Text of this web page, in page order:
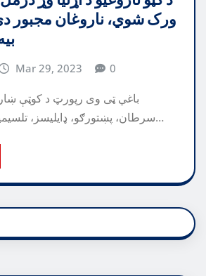
ورک شوي، ناروغان مجبور
Mar 29, 2023 0
باغي ټی وی رپورټ د کوټې ښار
سرطان، پښتورګو، ډایلیسز، تلسیمیا او تبې په ګډون د…